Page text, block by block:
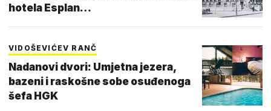
hotela Esplan…
VIDOŠEVIĆEV RANČ
Nadanovi dvori: Umjetna jezera,
bazeni i raskošne sobe osuđenoga
šefa HGK